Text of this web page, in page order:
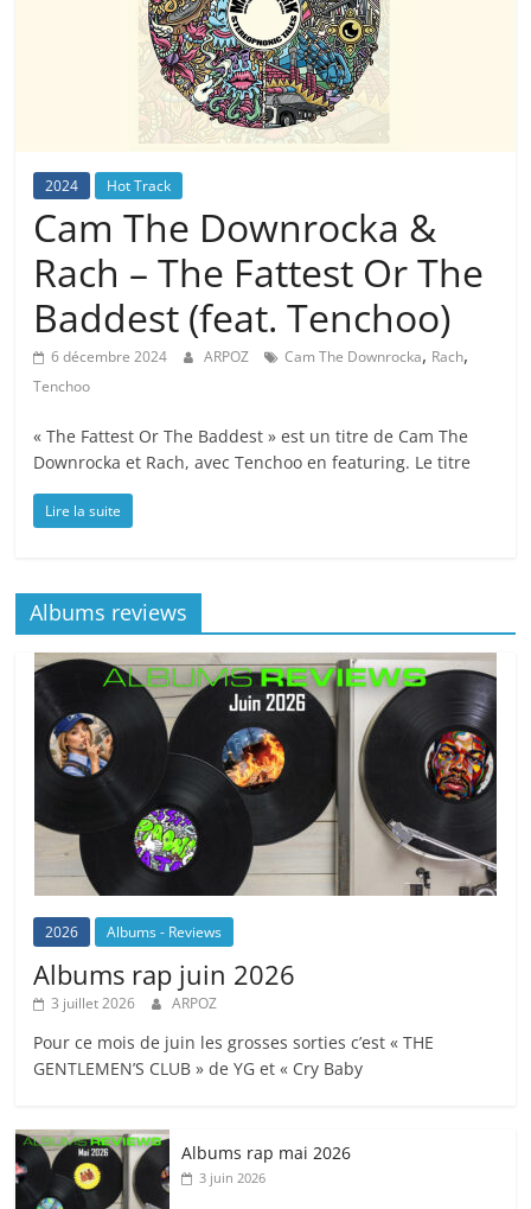
2024 Hot Track
Cam The Downrocka &
Rach – The Fattest Or The
Baddest (feat. Tenchoo)
6 décembre 2024 ARPOZ Cam The Downrocka, Rach,
Tenchoo
« The Fattest Or The Baddest » est un titre de Cam The
Downrocka et Rach, avec Tenchoo en featuring. Le titre
Lire la suite
Albums reviews
2026 Albums - Reviews
Albums rap juin 2026
3 juillet 2026 ARPOZ
Pour ce mois de juin les grosses sorties c’est « THE
GENTLEMEN’S CLUB » de YG et « Cry Baby
Albums rap mai 2026
3 juin 2026